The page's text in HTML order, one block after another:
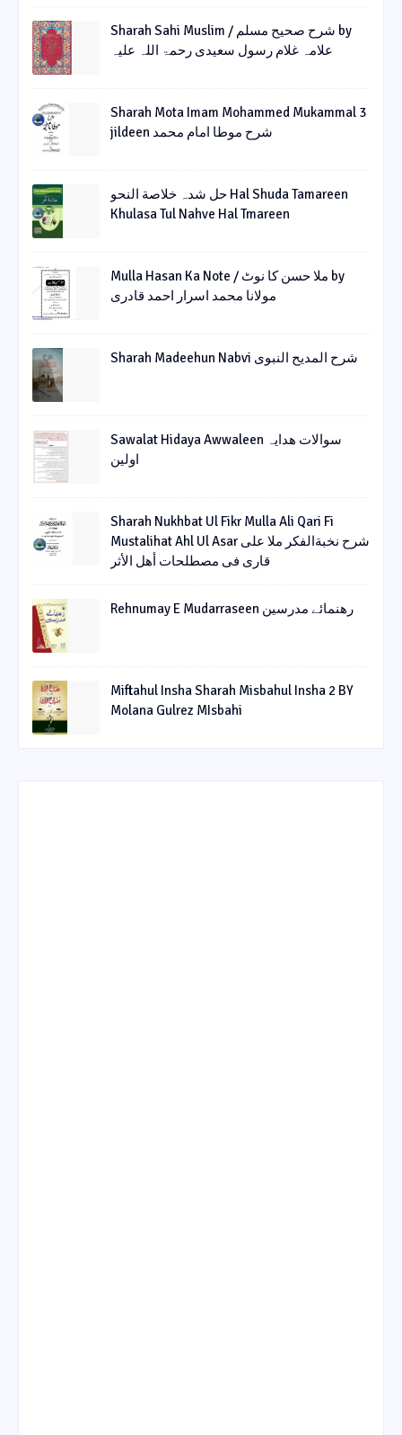
Sharah Sahi Muslim / شرح صحیح مسلم by
علامہ غلام رسول سعیدی رحمۃ اللہ علیہ
Sharah Mota Imam Mohammed Mukammal 3
jildeen شرح موطا امام محمد
حل شدہ خلاصة النحو Hal Shuda Tamareen
Khulasa Tul Nahve Hal Tmareen
Mulla Hasan Ka Note / ملا حسن کا نوٹ by
مولانا محمد اسرار احمد قادری
Sharah Madeehun Nabvi شرح المدیح النبوی
Sawalat Hidaya Awwaleen سوالات ھدایہ
اولین
Sharah Nukhbat Ul Fikr Mulla Ali Qari Fi
Mustalihat Ahl Ul Asar شرح نخبةالفکر ملا علی
قاری فی مصطلحات أھل الأثر
Rehnumay E Mudarraseen رهنمائے مدرسین
Miftahul Insha Sharah Misbahul Insha 2 BY
Molana Gulrez MIsbahi